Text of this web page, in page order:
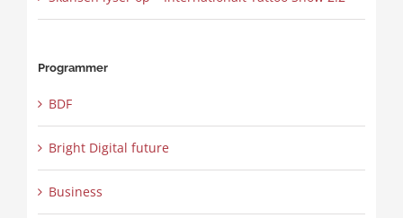
Programmer
BDF
Bright Digital future
Business